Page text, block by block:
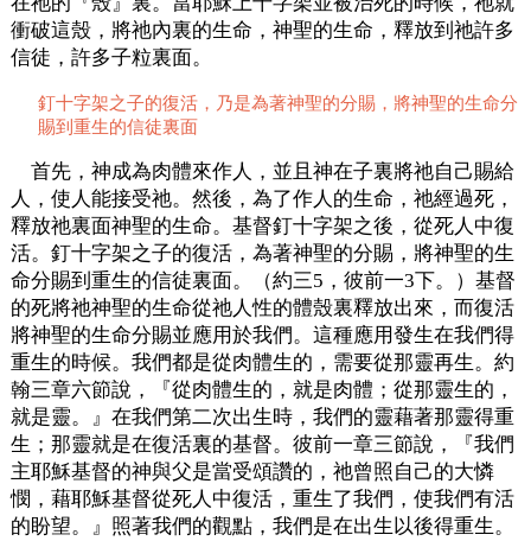
衝破這殼，將祂內裏的生命，神聖的生命，釋放到祂許多
信徒，許多子粒裏面。
釘十字架之子的復活，乃是為著神聖的分賜，將神聖的生命分
賜到重生的信徒裏面
首先，神成為肉體來作人，並且神在子裏將祂自己賜給
人，使人能接受祂。然後，為了作人的生命，祂經過死，
釋放祂裏面神聖的生命。基督釘十字架之後，從死人中復
活。釘十字架之子的復活，為著神聖的分賜，將神聖的生
命分賜到重生的信徒裏面。（約三5，彼前一3下。）基督
的死將祂神聖的生命從祂人性的體殼裏釋放出來，而復活
將神聖的生命分賜並應用於我們。這種應用發生在我們得
重生的時候。我們都是從肉體生的，需要從那靈再生。約
翰三章六節說，『從肉體生的，就是肉體；從那靈生的，
就是靈。』在我們第二次出生時，我們的靈藉著那靈得重
生；那靈就是在復活裏的基督。彼前一章三節說，『我們
主耶穌基督的神與父是當受頌讚的，祂曾照自己的大憐
憫，藉耶穌基督從死人中復活，重生了我們，使我們有活
的盼望。』照著我們的觀點，我們是在出生以後得重生。